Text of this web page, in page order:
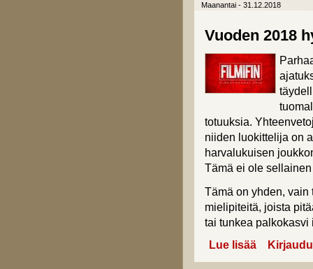
Maanantai - 31.12.2018
Vuoden 2018
totuuksia.
niiden luokittelija on
harvalukuisen
Tämä ei ole
Tämä on yhden,
mielipiteitä, joista
tai tunkea palkokasvi
Lue lisää about